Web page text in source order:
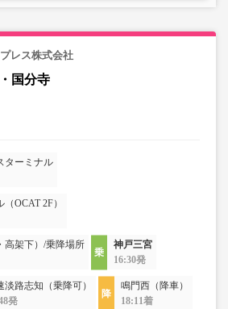
レス株式会社
国分寺
ターミナル
OCAT 2F）
高架下）/乗降場所
神戸三宮
16:30発
淡路志知（乗降可）
発
鳴門西（降車）
18:11着